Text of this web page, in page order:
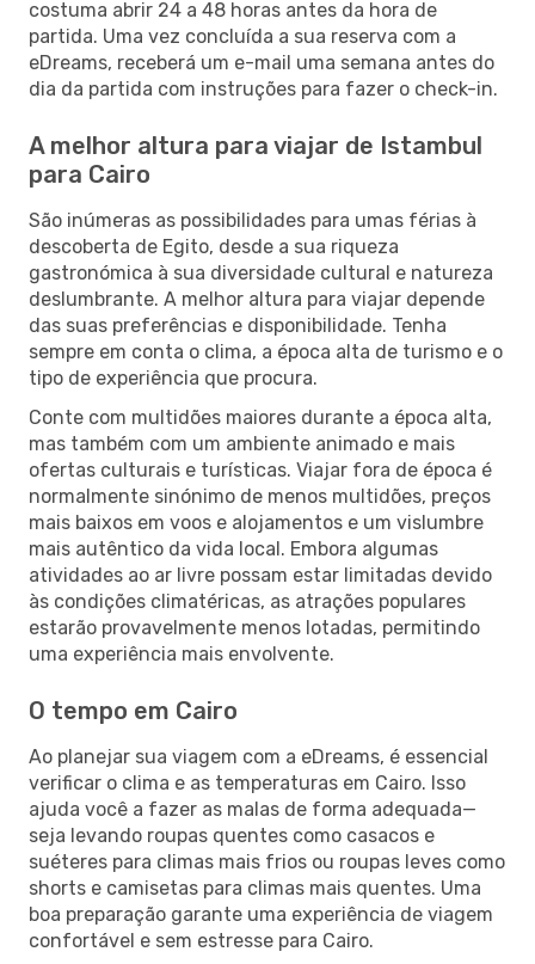
costuma abrir 24 a 48 horas antes da hora de
partida. Uma vez concluída a sua reserva com a
eDreams, receberá um e-mail uma semana antes do
dia da partida com instruções para fazer o check-in.
A melhor altura para viajar de Istambul
para Cairo
São inúmeras as possibilidades para umas férias à
descoberta de Egito, desde a sua riqueza
gastronómica à sua diversidade cultural e natureza
deslumbrante. A melhor altura para viajar depende
das suas preferências e disponibilidade. Tenha
sempre em conta o clima, a época alta de turismo e o
tipo de experiência que procura.
Conte com multidões maiores durante a época alta,
mas também com um ambiente animado e mais
ofertas culturais e turísticas. Viajar fora de época é
normalmente sinónimo de menos multidões, preços
mais baixos em voos e alojamentos e um vislumbre
mais autêntico da vida local. Embora algumas
atividades ao ar livre possam estar limitadas devido
às condições climatéricas, as atrações populares
estarão provavelmente menos lotadas, permitindo
uma experiência mais envolvente.
O tempo em Cairo
Ao planejar sua viagem com a eDreams, é essencial
verificar o clima e as temperaturas em Cairo. Isso
ajuda você a fazer as malas de forma adequada—
seja levando roupas quentes como casacos e
suéteres para climas mais frios ou roupas leves como
shorts e camisetas para climas mais quentes. Uma
boa preparação garante uma experiência de viagem
confortável e sem estresse para Cairo.